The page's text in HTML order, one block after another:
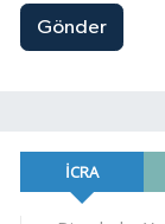
Gönder